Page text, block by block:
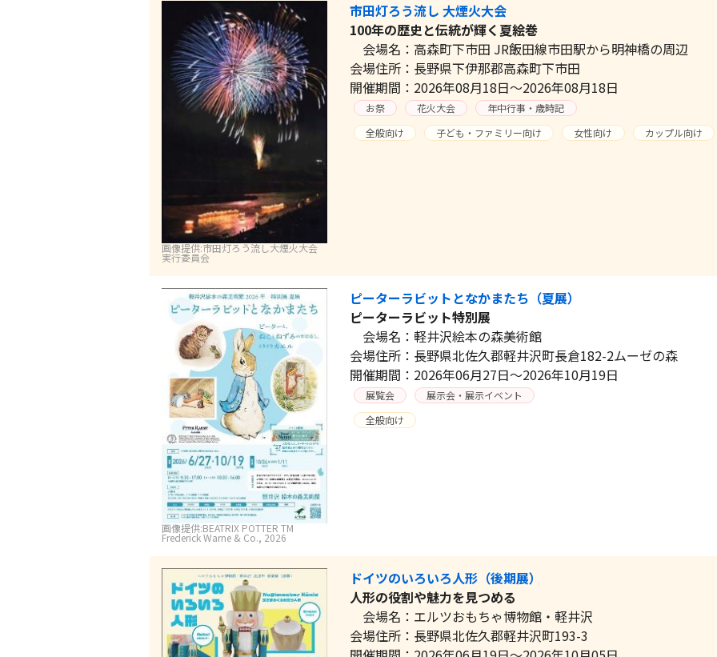
画像提供:市田灯ろう流し大煙火大会
実行委員会
市田灯ろう流し 大煙火大会
100年の歴史と伝統が輝く夏絵巻
会場名：高森町下市田 JR飯田線市田駅から明神橋の周辺
会場住所：長野県下伊那郡高森町下市田
開催期間：2026年08月18日～2026年08月18日
お祭 花火大会
年中行事・歳時記
全般向け
子ども・ファミリー向け 女性向け カップル向け
画像提供:BEATRIX POTTER TM
Frederick Warne & Co., 2026
ピーターラビットとなかまたち（夏展）
ピーターラビット特別展
会場名：軽井沢絵本の森美術館
会場住所：長野県北佐久郡軽井沢町長倉182-2ムーゼの森
開催期間：2026年06月27日～2026年10月19日
展覧会
展示会・展示イベント
全般向け
ドイツのいろいろ人形（後期展）
人形の役割や魅力を見つめる
会場名：エルツおもちゃ博物館・軽井沢
会場住所：長野県北佐久郡軽井沢町193-3